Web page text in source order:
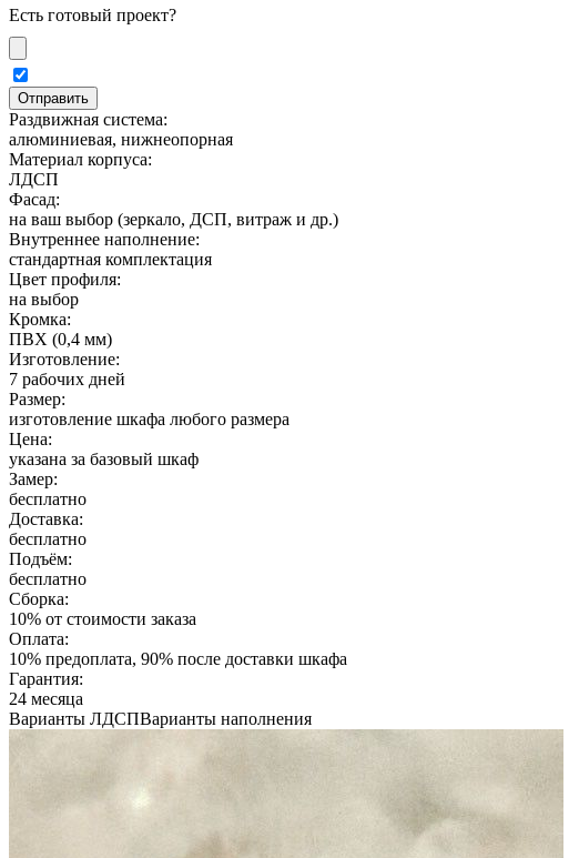
Есть готовый проект?
Раздвижная система:
алюминиевая, нижнеопорная
Материал корпуса:
ЛДСП
Фасад:
на ваш выбор (зеркало, ДСП, витраж и др.)
Внутреннее наполнение:
стандартная комплектация
Цвет профиля:
на выбор
Кромка:
ПВХ (0,4 мм)
Изготовление:
7 рабочих дней
Размер:
изготовление шкафа любого размера
Цена:
указана за базовый шкаф
Замер:
бесплатно
Доставка:
бесплатно
Подъём:
бесплатно
Сборка:
10% от стоимости заказа
Оплата:
10% предоплата, 90% после доставки шкафа
Гарантия:
24 месяца
Варианты ЛДСПВарианты наполнения